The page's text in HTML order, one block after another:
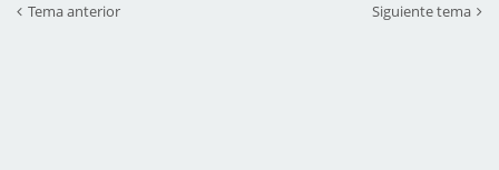
Tema anterior Siguiente tema